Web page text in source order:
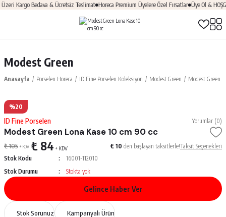
Kargo Bedava & Ücretsiz Teslimat Horeca Premium Üyelere Özel Fırsatlar Üye Ol &
Modest Green
Anasayfa Porselen Horeca ID Fine Porselen Koleksiyon Modest Green Modest Green
%20
ID Fine Porselen Yorumlar (0)
Modest Green Lona Kase 10 cm 90 cc
₺ 105 + KDV ₺ 84 + KDV ₺ 10 den başlayan taksitlerle!Taksit Seçenekleri
Stok Kodu
16001-112010
Stok Durumu
Stokta yok
Gelince Haber Ver
Stok Sorunuz Kampanyalı Ürün